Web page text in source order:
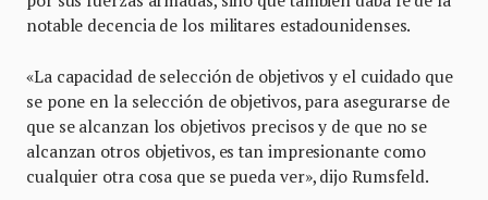
notable decencia de los militares estadounidenses.
«La capacidad de selección de objetivos y el cuidado que
se pone en la selección de objetivos, para asegurarse de
que se alcanzan los objetivos precisos y de que no se
alcanzan otros objetivos, es tan impresionante como
cualquier otra cosa que se pueda ver», dijo Rumsfeld.